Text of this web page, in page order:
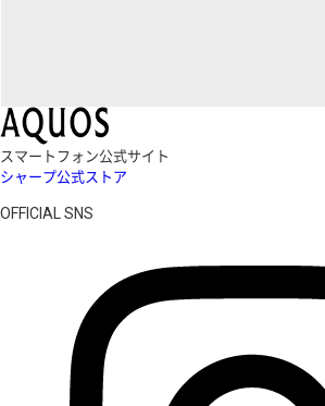
スマートフォン公式サイト
シャープ公式ストア
OFFICIAL SNS